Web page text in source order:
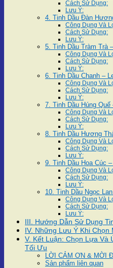
Cách Sử Dụng:
Lưu Ý:
4. Tinh Dầu Đàn
Công Dụng Và
Cách Sử Dụng:
Lưu Ý:
5. Tinh Dầu Tràm Trà
Công Dụng Và
Cách Sử Dụng:
Lưu Ý:
6. Tinh Dầu Chanh –
Công Dụng Và
Cách Sử Dụng:
Lưu Ý:
7. Tinh Dầu Húng
Công Dụng Và
Cách Sử Dụng:
Lưu Ý:
8. Tinh Dầu Hương
Công Dụng Và
Cách Sử Dụng:
Lưu Ý:
9. Tinh Dầu Hoa Cúc
Công Dụng Và
Cách Sử Dụng:
Lưu Ý:
10. Tinh Dầu Ngọc
Công Dụng Và
Cách Sử Dụng:
Lưu Ý:
III. Hướng Dẫn Sử Dụng
IV. Những Lưu Ý Khi Chọn
V. Kết Luận: Chọn Lựa Và
Tối Ưu
LỜI CẢM ƠN & MỜI
Sản phẩm liên quan